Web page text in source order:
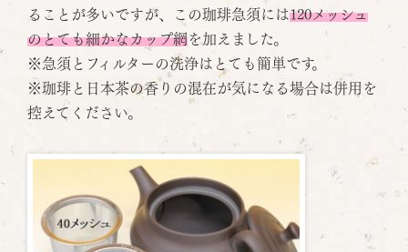
ることが多いですが、この珈琲急須には120メッシュ
のとても細かなカップ網を加えました。
※急須とフィルターの洗浄はとても簡単です。
※珈琲と日本茶の香りの混在が気になる場合は併用を
控えてください。